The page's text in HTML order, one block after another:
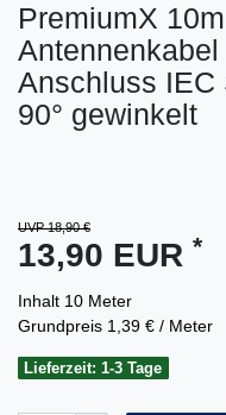
PremiumX
Anschluss IEC
90° gewinkelt
UVP 18,90 €
13,90 EUR *
Inhalt 10 Meter
Grundpreis 1,39 € / Meter
Lieferzeit: 1-3 Tage